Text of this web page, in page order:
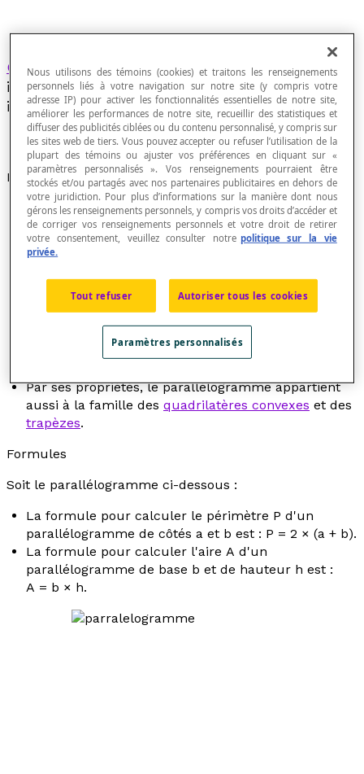
Quadrilatère dont les côtés opposés sont
isométriques et dont les angles opposés sont
isométriques.
Propriétés
Un parallélogramme est un quadrilatère dont les
côtés opposés sont parallèles deux à deux.
En général, un parallélogramme ne possède pas
d'axe de symétrie. Toutefois sauf s'il est rectangle
(comportant des angles droits) ou isocèle (ayant des
côtés adjacents isométriques), le parallélogramme
comporte deux axes de symétrie perpendiculaires.
rectanglesou deslosanges
Par ses propriétés, le parallélogramme appartient
aussi à la famille des quadrilatères convexes et des
trapèzes.
Formules
Soit le parallélogramme ci-dessous :
La formule pour calculer le périmètre P d'un
parallélogramme de côtés a et b est : P = 2 × (a + b).
La formule pour calculer l'aire A d'un
parallélogramme de base b et de hauteur h est :
A = b × h.
Nous utilisons des témoins (cookies) et traitons les renseignements
personnels liés à votre navigation sur notre site (y compris votre
adresse IP) pour activer les fonctionnalités essentielles de notre site,
améliorer les performances de notre site, recueillir des statistiques et
diffuser des publicités ciblées ou du contenu personnalisé, y compris sur
les sites web de tiers. Vous pouvez accepter ou refuser l’utilisation de la
plupart des témoins ou ajuster vos préférences en cliquant sur «
paramètres personnalisés ». Vos renseignements pourraient être
stockés et/ou partagés avec nos partenaires publicitaires en dehors de
votre juridiction. Pour plus d’informations sur la manière dont nous
gérons les renseignements personnels, y compris vos droits d’accéder et
de corriger vos renseignements personnels et votre droit de retirer
votre consentement, veuillez consulter notre politique sur la vie
privée.
Tout refuser Autoriser tous les cookies
Paramètres personnalisés